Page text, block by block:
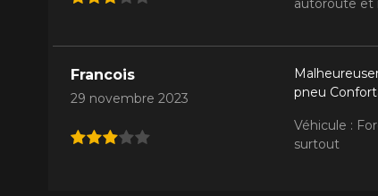
autoroute et
Francois
29 novembre 2023
pneu
Véhicule :
surtout